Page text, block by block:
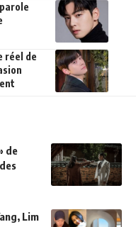
réel de
de
Lim